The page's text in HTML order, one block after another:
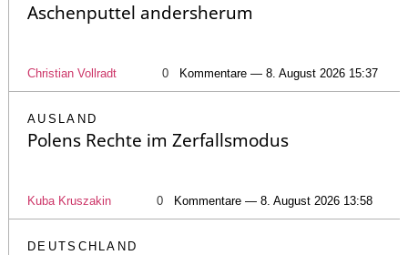
Aschenputtel andersherum
Christian Vollradt 0 Kommentare — 8. August 2026 15:37
AUSLAND
Polens Rechte im Zerfallsmodus
Kuba Kruszakin 0 Kommentare — 8. August 2026 13:58
DEUTSCHLAND